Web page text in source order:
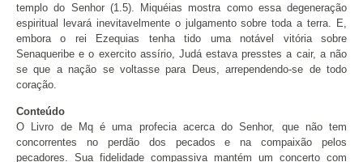
templo do Senhor (1.5). Miquéias mostra como essa degeneração
espiritual levará inevitavelmente o julgamento sobre toda a terra. E,
embora o rei Ezequias tenha tido uma notável vitória sobre
Senaqueribe e o exercito assírio, Judá estava presstes a cair, a não
se que a nação se voltasse para Deus, arrependendo-se de todo
coração.
Conteúdo
O Livro de Mq é uma profecia acerca do Senhor, que não tem
concorrentes no perdão dos pecados e na compaixão pelos
pecadores. Sua fidelidade compassiva mantém um concerto com